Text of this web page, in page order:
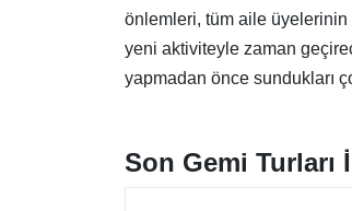
önlemleri, tüm aile üyelerinin
yeni aktiviteyle zaman
yapmadan önce sundukları
Son Gemi Turları